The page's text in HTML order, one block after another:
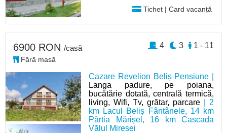
Tichet | Card vacanță
Cazare Revelion Beliș Pensiune |
Langa padure, pe poiana,
bucătărie dotată, centrală termică,
living, Wifi, Tv, grătar, parcare | 2
km Lacul Beliș Fântânele, 14 km
Pârtia Mărișel, 16 km Cascada
Vălul Miresei
6900 RON /casă
Fără masă
1 - 11
3
4